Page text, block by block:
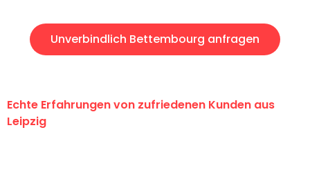
Unverbindlich Bettembourg anfragen
Echte Erfahrungen von zufriedenen Kunden aus
Leipzig